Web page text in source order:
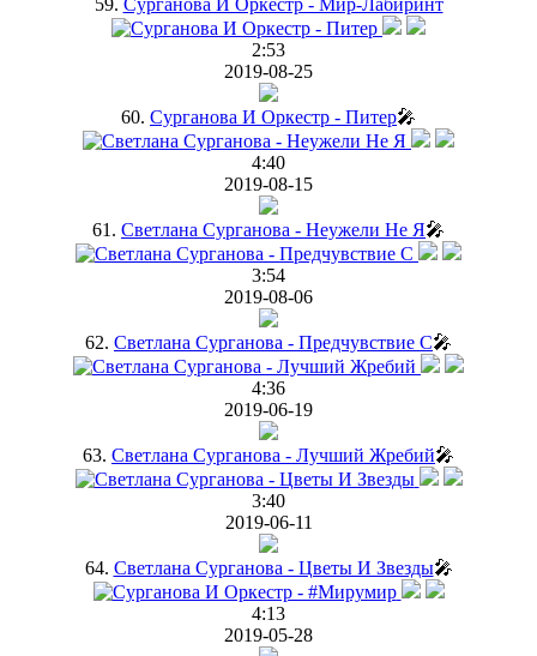
2:53
2019-08-25
60. Сурганова И Оркестр - Питер🎤
4:40
2019-08-15
61. Светлана Сурганова - Неужели Не Я🎤
3:54
2019-08-06
62. Светлана Сурганова - Предчувствие C🎤
4:36
2019-06-19
63. Светлана Сурганова - Лучший Жребий🎤
3:40
2019-06-11
64. Светлана Сурганова - Цветы И Звезды🎤
4:13
2019-05-28